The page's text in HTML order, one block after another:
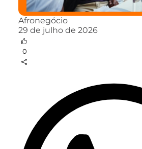
Afronegócio
29 de julho de 2026
0